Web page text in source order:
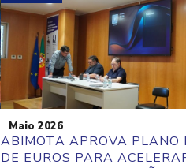
Maio 2026
ABIMOTA APROVA PLANO
DE EUROS PARA